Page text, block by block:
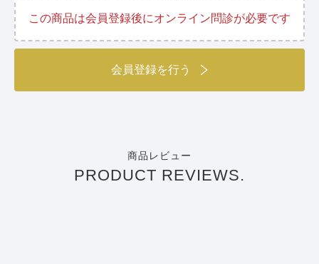
この商品は会員登録後にオンライン問診が必要です
会員登録を行う
商品レビュー
PRODUCT REVIEWS.